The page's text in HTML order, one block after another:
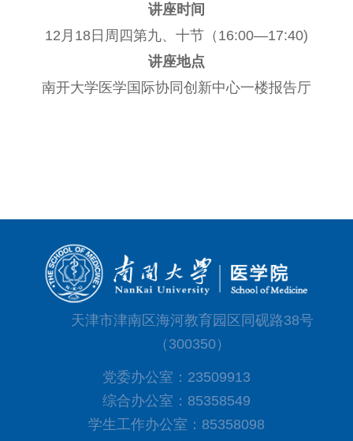
讲座时间
12月18日周四第九、十节（16:00—17:40)
讲座地点
南开大学医学国际协同创新中心一楼报告厅
天津市津南区海河教育园区同砚路38号
（300350）
党委办公室：23509913
综合办公室：85358549
学生工作办公室：85358098